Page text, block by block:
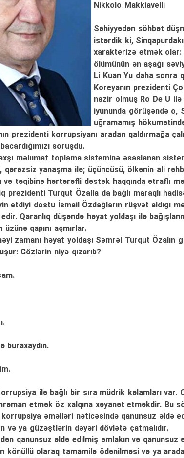
Nikkolo Makkiavelli
Səhiyyədən söhbət
istərdik ki,
xarakterizə etmək olar:
ölümünün ən aşağı
Li Kuan Yu daha sonra
Koreyanın prezidenti
nazir olmuş Ro De U
iyununda görüşəndə o,
uğramamış
prezidenti korrupsiyanı aradan qaldırmağa
soruşdu.
məlumat toplama sisteminə əsaslanan
qərəzsiz yanaşma ilə; üçüncüsü, ölkənin ali
və təqibinə hərtərəfli dəstək haqqında ətraflı
prezidenti Turqut Özalla da bağlı maraqlı
etdiyi dostu İsmail Özdağların rüşvət aldıgı
Qaranlıq düşəndə həyat yoldaşı ilə
qapını açmırlar.
zamanı həyat yoldaşı Səmrəl Turqut Özalın
Gözlərin niyə qızarıb?
buraxaydın.
ilə bağlı bir sıra müdrik kəlamları var.
etmək öz xalqına xəyanət etməkdir. Bu
əməlləri nəticəsində qanunsuz əldə
və ya güzəştlərin dəyəri dövlətə çatmalıdır.
qanunsuz əldə edilmiş əmlakın və qanunsuz
könüllü olaraq tamamilə ödənilməsi və ya